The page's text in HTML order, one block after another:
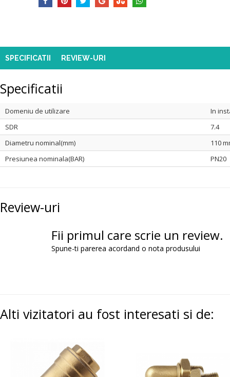
SPECIFICATII REVIEW-URI
Specificatii
Domeniu de utilizare
In
SDR
7.4
Diametru nominal(mm)
110
Presiunea nominala(BAR)
PN20
Review-uri
Fii primul care scrie un review.
Spune-ti parerea acordand o nota produsului
Alti vizitatori au fost interesati si de: